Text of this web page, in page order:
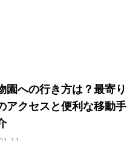
園への行き方は？最寄り
アクセスと便利な移動手